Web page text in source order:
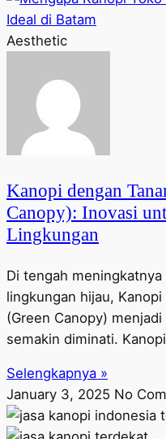
Aesthetic
Kanopi dengan
Canopy): Inovasi
Lingkungan
Di tengah
lingkungan hijau,
(Green Canopy)
semakin diminati.
Selengkapnya »
January 3, 2025 No